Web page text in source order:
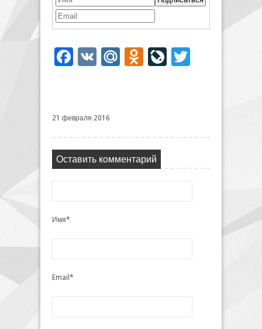
Facebook
VK Mail.Ru Odnoklassniki
LiveJournal
21 февраля 2016
Оставить комментарий
Имя*
Email*